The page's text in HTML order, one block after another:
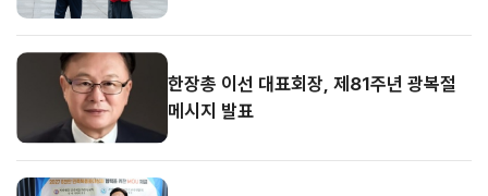
한장총 이선 대표회장, 제81주년 광복절
메시지 발표